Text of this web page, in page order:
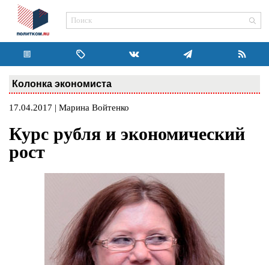
Колонка экономиста
17.04.2017 | Марина Войтенко
Курс рубля и экономический
рост